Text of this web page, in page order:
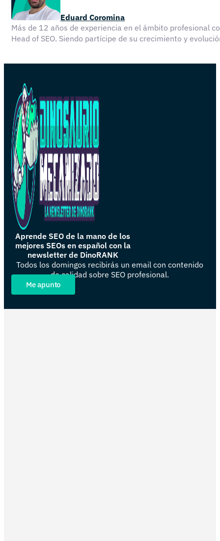
Eduard Coromina
Más de 12 años de experiencia en el ámbito profesional
Head of SEO. Siendo partícipe de su crecimiento y
Aprende SEO de la mano de los
mejores SEOs en español con la
newsletter de DinoRANK
Todos los domingos recibirás un email con contenido
de calidad sobre SEO profesional.
Me apunto